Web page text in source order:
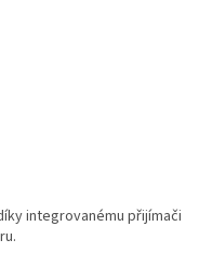
integrovanému přijímači